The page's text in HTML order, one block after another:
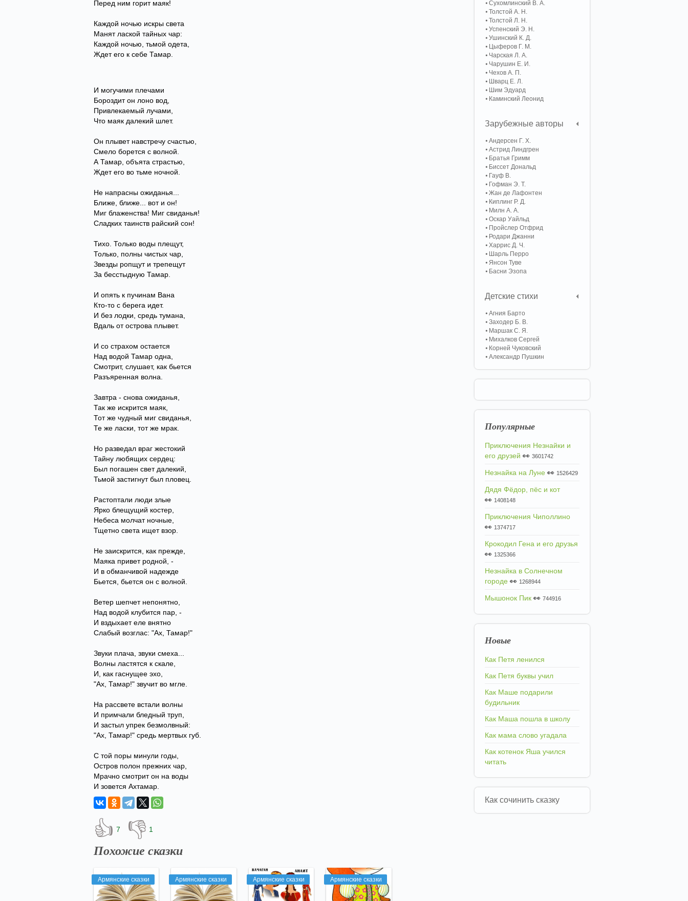
Перед ним горит маяк!
Каждой ночью искры света
Манят лаской тайных чар:
Каждой ночью, тьмой одета,
Ждет его к себе Тамар.
И могучими плечами
Бороздит он лоно вод,
Привлекаемый лучами,
Что маяк далекий шлет.
Он плывет навстречу счастью,
Смело борется с волной.
А Тамар, объята страстью,
Ждет его во тьме ночной.
Не напрасны ожиданья...
Ближе, ближе... вот и он!
Миг блаженства! Миг свиданья!
Сладких таинств райский сон!
Тихо. Только воды плещут,
Только, полны чистых чар,
Звезды ропщут и трепещут
За бесстыдную Тамар.
И опять к пучинам Вана
Кто-то с берега идет.
И без лодки, средь тумана,
Вдаль от острова плывет.
И со страхом остается
Над водой Тамар одна,
Смотрит, слушает, как бьется
Разъяренная волна.
Завтра - снова ожиданья,
Так же искрится маяк,
Тот же чудный миг свиданья,
Те же ласки, тот же мрак.
Но разведал враг жестокий
Тайну любящих сердец:
Был погашен свет далекий,
Тьмой застигнут был пловец.
Растоптали люди злые
Ярко блещущий костер,
Небеса молчат ночные,
Тщетно света ищет взор.
Не заискрится, как прежде,
Маяка привет родной, -
И в обманчивой надежде
Бьется, бьется он с волной.
Ветер шепчет непонятно,
Над водой клубится пар, -
И вздыхает еле внятно
Слабый возглас: "Ах, Тамар!"
Звуки плача, звуки смеха...
Волны ластятся к скале,
И, как гаснущее эхо,
"Ах, Тамар!" звучит во мгле.
На рассвете встали волны
И примчали бледный труп,
И застыл упрек безмолвный:
"Ах, Тамар!" средь мертвых губ.
С той поры минули годы,
Остров полон прежних чар,
Мрачно смотрит он на воды
И зовется Ахтамар.
👍 7 👎 1
Похожие сказки
Армянские сказки Армянские сказки Армянские сказки Армянские сказки
Сухомлинский В. А.
Толстой А. Н.
Толстой Л. Н.
Успенский Э. Н.
Ушинский К. Д.
Цыферов Г. М.
Чарская Л. А.
Чарушин Е. И.
Чехов А. П.
Шварц Е. Л.
Шим Эдуард
Каминский Леонид
Зарубежные авторы
Андерсен Г. Х.
Астрид Линдгрен
Братья Гримм
Биссет Дональд
Гауф В.
Гофман Э. Т.
Жан де Лафонтен
Киплинг Р. Д.
Милн А. А.
Оскар Уайльд
Пройслер Отфрид
Родари Джанни
Харрис Д. Ч.
Шарль Перро
Янсон Туве
Басни Эзопа
Детские стихи
Агния Барто
Заходер Б. В.
Маршак С. Я.
Михалков Сергей
Корней Чуковский
Александр Пушкин
Популярные
Приключения Незнайки и
его друзей 👀 3601742
Незнайка на Луне 👀 1526429
Дядя Фёдор, пёс и кот
👀 1408148
Приключения Чиполлино
👀 1374717
Крокодил Гена и его друзья
👀 1325366
Незнайка в Солнечном
городе 👀 1268944
Мышонок Пик 👀 744916
Новые
Как Петя ленился
Как Петя буквы учил
Как Маше подарили
будильник
Как Маша пошла в школу
Как мама слово угадала
Как котенок Яша учился
читать
Как сочинить сказку